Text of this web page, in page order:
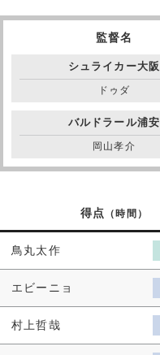
監督名
シュライカー大阪
ドゥダ
バルドラール浦安
岡山孝介
得点 （時間）
鳥丸太作
エビーニョ
村上哲哉